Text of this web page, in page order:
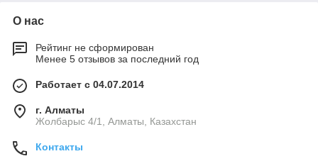
О нас
Рейтинг не сформирован
Менее 5 отзывов за последний год
Работает с 04.07.2014
г. Алматы
Жолбарыс 4/1, Алматы, Казахстан
Контакты